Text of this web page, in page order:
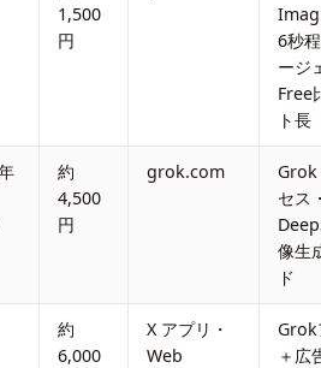
1,500
円
6秒
ージ
Free
ト長
約
4,500
円
grok.com
Grok
セス
像生
ド
約
6,000
X アプリ・
Web
Grok
＋広